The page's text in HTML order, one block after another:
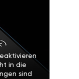
in die
sind